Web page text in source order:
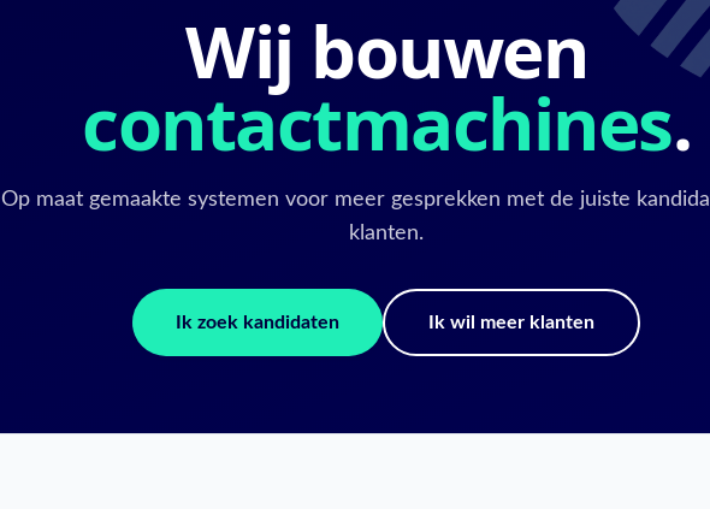
Wij bouwen
contactmachines.
Op maat gemaakte systemen voor meer gesprekken met de juiste
klanten.
Ik zoek kandidaten Ik wil meer klanten